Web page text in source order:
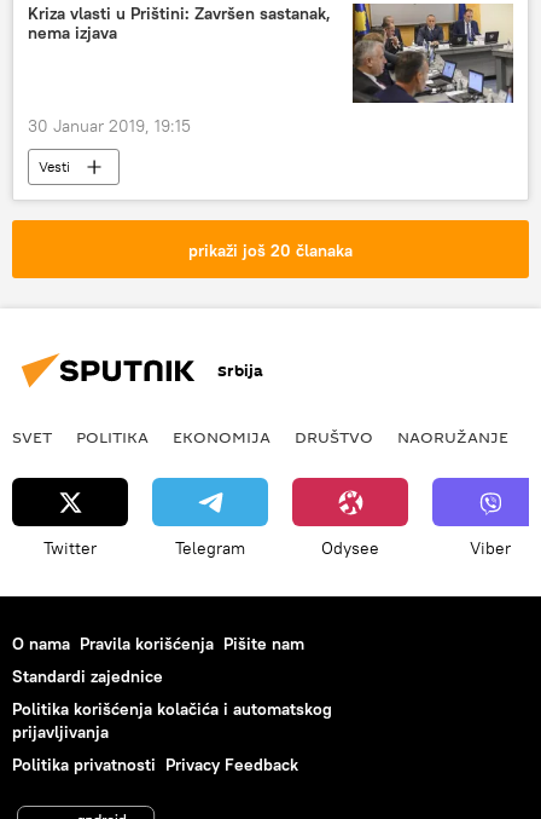
Kriza vlasti u Prištini: Završen sastanak,
nema izjava
30 Januar 2019, 19:15
Vesti
prikaži još 20 članaka
Srbija
SVET POLITIKA EKONOMIJA DRUŠTVO NAORUŽANJE
Twitter Telegram Odysee Viber
O nama Pravila korišćenja Pišite nam
Standardi zajednice
Politika korišćenja kolačića i automatskog
prijavljivanja
Politika privatnosti Privacy Feedback